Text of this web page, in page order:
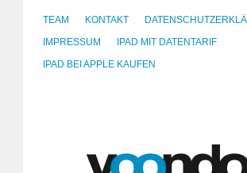
TEAM KONTAKT
IMPRESSUM
IPAD MIT DATENTARIF
IPAD BEI APPLE KAUFEN